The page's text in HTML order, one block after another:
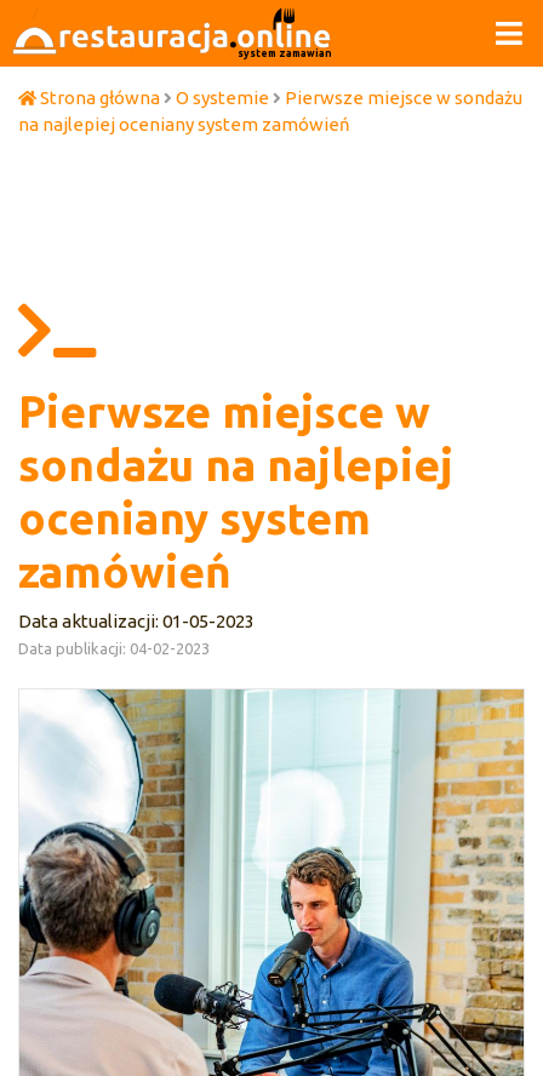
system zamawiania
Strona główna O systemie
Pierwsze miejsce w sondażu
na najlepiej oceniany system zamówień
Pierwsze miejsce w
sondażu na najlepiej
oceniany system
zamówień
Data aktualizacji: 01-05-2023
Data publikacji: 04-02-2023